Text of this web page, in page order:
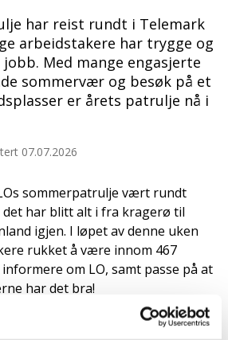
har reist rundt i Telemark
arbeidstakere har trygge og
Med mange engasjerte
sommervær og besøk på et
er årets patrulje nå i
07.07.2026
sommerpatrulje vært rundt
har blitt alt i fra kragerø til
igjen. I løpet av denne uken
rukket å være innom 467
om LO, samt passe på at
har det bra!
grunnlag så har de fleste unge